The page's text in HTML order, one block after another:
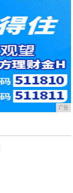
广告